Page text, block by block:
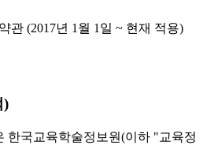
관 (2017년 1월 1일 ~ 현재 적용)
)
한국교육학술정보원(이하 "교육정